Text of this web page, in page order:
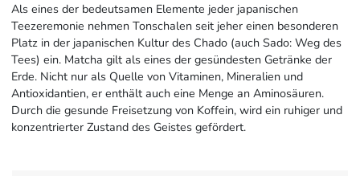
Als eines der bedeutsamen Elemente jeder japanischen
Teezeremonie nehmen Tonschalen seit jeher einen besonderen
Platz in der japanischen Kultur des Chado (auch Sado: Weg des
Tees) ein. Matcha gilt als eines der gesündesten Getränke der
Erde. Nicht nur als Quelle von Vitaminen, Mineralien und
Antioxidantien, er enthält auch eine Menge an Aminosäuren.
Durch die gesunde Freisetzung von Koffein, wird ein ruhiger und
konzentrierter Zustand des Geistes gefördert.